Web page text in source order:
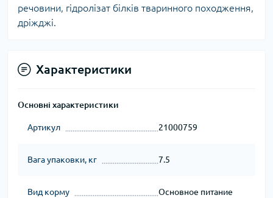
речовини, гідролізат білків тваринного походження,
дріжджі.
Характеристики
Основні характеристики
Артикул 21000759
Вага упаковки, кг 7.5
Вид корму Основное питание